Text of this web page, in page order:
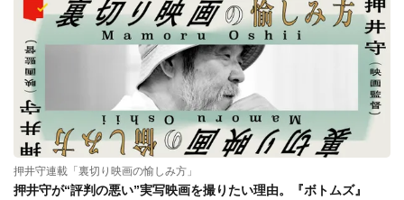
押井守連載「裏切り映画の愉しみ方」
押井守が“評判の悪い”実写映画を撮りたい理由。『ボトムズ』